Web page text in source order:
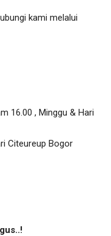
kami melalui
16.00 , Minggu & Hari
Citeureup Bogor